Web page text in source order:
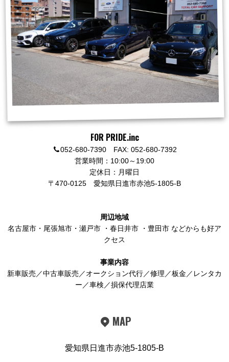
FOR PRIDE.inc
052-680-7390 FAX: 052-680-7392
営業時間：10:00～19:00
定休日：月曜日
〒470-0125 愛知県日進市赤池5-1805-B
周辺地域
名古屋市 ・ 尾張旭市 ・ 瀬戸市 ・ 春日井市 ・ 豊田市 などからも好ア
クセス
事業内容
新車販売／中古車販売／オークション代行／修理／板金／レンタカ
ー／車検／損保代理店業
MAP
愛知県日進市赤池5-1805-B